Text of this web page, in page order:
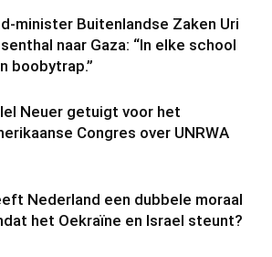
minister Buitenlandse Zaken Uri
naar Gaza: “In elke school
boobytrap.”
Neuer getuigt voor het
Congres over UNRWA
Nederland een dubbele moraal
het Oekraïne en Israel steunt?